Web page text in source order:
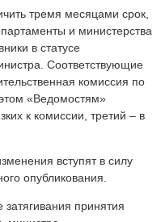
тремя месяцами срок,
и министерства
в статусе
Соответствующие
комиссия по
«Ведомостям»
к комиссии, третий – в
вступят в силу
опубликования.
принятия